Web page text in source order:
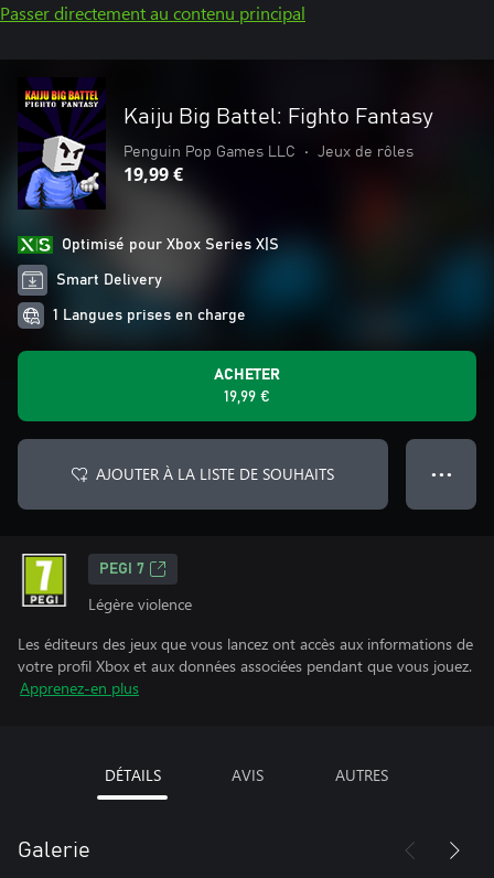
Passer directement au contenu principal
Kaiju Big Battel: Fighto Fantasy
Penguin Pop Games LLC • Jeux de rôles
19,99 €
Optimisé pour Xbox Series X|S
Smart Delivery
1 Langues prises en charge
ACHETER
19,99 €
AJOUTER À LA LISTE DE SOUHAITS ● ● ●
PEGI 7
Légère violence
Les éditeurs des jeux que vous lancez ont accès aux informations de
votre profil Xbox et aux données associées pendant que vous jouez.
Apprenez-en plus
DÉTAILS AVIS AUTRES
Galerie